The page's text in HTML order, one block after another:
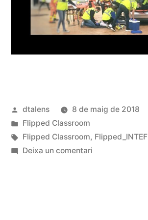
Publicat
per
dtalens
8 de maig de 2018
Publicat
en
Flipped Classroom
Etiquetes:
Flipped Classroom, Flipped_INTEF
Deixa un comentaria